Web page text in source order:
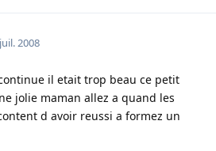
2008
il etait trop beau ce petit
jolie maman allez a quand les
d avoir reussi a formez un